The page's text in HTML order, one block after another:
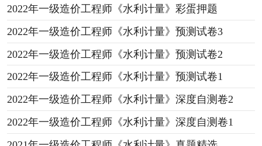
2022年一级造价工程师《水利计量》彩蛋押题
2022年一级造价工程师《水利计量》预测试卷3
2022年一级造价工程师《水利计量》预测试卷2
2022年一级造价工程师《水利计量》预测试卷1
2022年一级造价工程师《水利计量》深度自测卷2
2022年一级造价工程师《水利计量》深度自测卷1